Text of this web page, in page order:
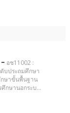
- อช11002 :
บประถมศึกษา
กษาขั้นพื้นฐาน
กษานอกระบ...